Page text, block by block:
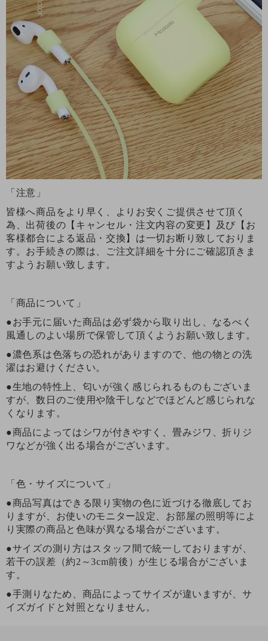
「注意」
皆様へ商品をより早く、よりお安くご提供させて頂く
為、出荷後の【キャンセル・注文内容の変更】及び【お
客様都合による返品・交換】は一切お断り致しておりま
す。お手続きの際は、ご注文詳細を十分にご確認頂きま
すようお願い致します。
「商品について」
●お手元に届いた商品は必ず袋から取り出し、なるべく
風通しのよい場所で保管して頂くようお願い致します。
●濃色系は色落ちの恐れがありますので、他の物との洗
濯はお避けください。
●生地の特性上、匂いが強く感じられるものもございま
すが、数日のご使用や陰干しなどでほどんど感じられな
くなります。
●商品によってはシワが付きやすく、畳みジワ、折りジ
ワなどが強く出る場合がございます。
「色・サイズについて」
●商品写真はできる限り実物の色に近づける徹底してお
りますが、お使いのモニター設定、お部屋の照明等によ
り実際の商品と色味が異なる場合がございます。
●サイズの測り方はスタッフ間で統一しておりますが、
若干の誤差（約2～3cm前後）が生じる場合がございま
す。
●手測りなため、商品によってサイズが違いますが、サ
イズガイドと対照となりません。